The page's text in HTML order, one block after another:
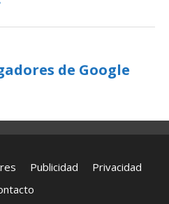
Publicidad
Privacidad